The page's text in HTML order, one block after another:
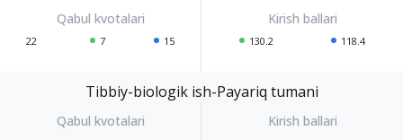
22 7 15 130.2 118.4
Tibbiy-biologik ish-Payariq tumani